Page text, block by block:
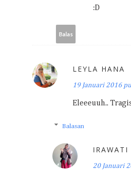
:D
Balas
LEYLA HANA
19 Januari 2016
Eleeeuuh..
Balasan
IRAWATI
20 Januari